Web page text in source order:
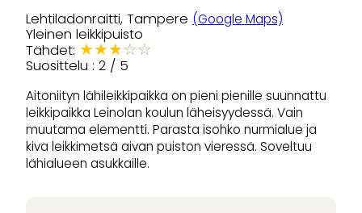
Lehtiladonraitti, Tampere (Google Maps)
Yleinen leikkipuisto
Tähdet: ★★★☆☆
Suosittelu : 2 / 5
Aitoniityn lähileikkipaikka on pieni pienille suunnattu
leikkipaikka Leinolan koulun läheisyydessä. Vain
muutama elementti. Parasta isohko nurmialue ja
kiva leikkimetsä aivan puiston vieressä. Soveltuu
lähialueen asukkaille.